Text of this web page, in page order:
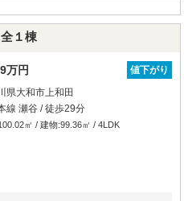
１棟
万円
値下がり
県大和市上和田
線 瀬谷 / 徒歩29分
㎡ / 建物:99.36㎡ / 4LDK